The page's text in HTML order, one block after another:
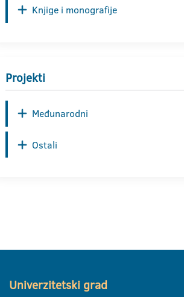
Knjige i monografije
Projekti
Međunarodni
Ostali
Univerzitetski grad